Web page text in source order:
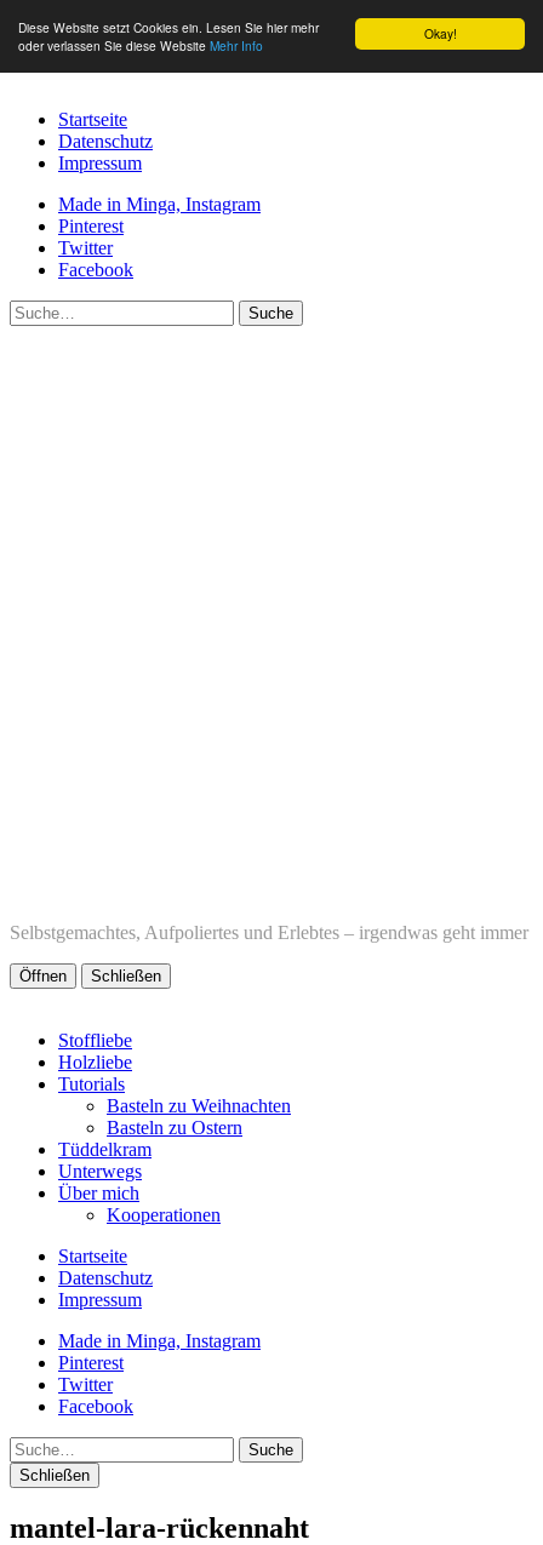
Okay!
Diese Website setzt Cookies ein. Lesen Sie hier mehr
oder verlassen Sie diese Website Mehr Info
Startseite
Datenschutz
Impressum
Made in Minga, Instagram
Pinterest
Twitter
Facebook
Suche
Selbstgemachtes, Aufpoliertes und Erlebtes – irgendwas geht immer
Öffnen Schließen
Stoffliebe
Holzliebe
Tutorials
Basteln zu Weihnachten
Basteln zu Ostern
Tüddelkram
Unterwegs
Über mich
Kooperationen
Startseite
Datenschutz
Impressum
Made in Minga, Instagram
Pinterest
Twitter
Facebook
Suche
Schließen
mantel-lara-rückennaht